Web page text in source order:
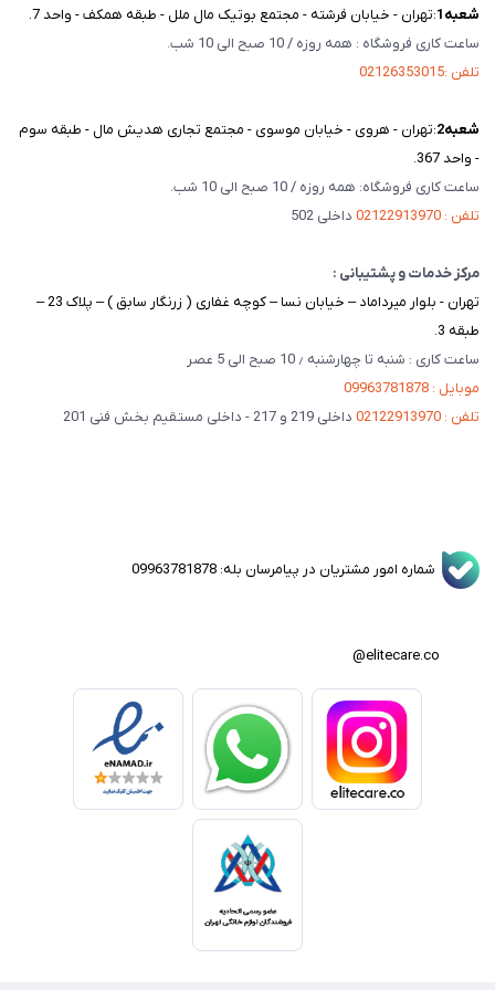
شعبه‌1 :تهران - خیابان فرشته - مجتمع بوتیک مال ملل - طبقه همکف - واحد 7.
ساعت کاری فروشگاه : همه روزه / 10 صبح الی 10 شب.
تلفن :02126353015
شعبه‌2 :تهران - هروی - خیابان موسوی - مجتمع تجاری هدیش مال - طبقه سوم
- واحد 367.
ساعت کاری فروشگاه: همه روزه / 10 صبح الی 10 شب.
تلفن : 02122913970
داخلی 502
مرکز خدمات و پشتیبانی :
تهران - بلوار میرداماد – خیابان نسا – کوچه غفاری ( زرنگار سابق ) – پلاک 23 –
طبقه 3.
ساعت کاری : شنبه تا چهارشنبه ٫ 10 صبح الی 5 عصر
موبایل : 09963781878
تلفن : 02122913970
داخلی 219 و 217 - داخلی مستقیم بخش فنی 201
شماره امور مشتریان در پیامرسان بله: 09963781878